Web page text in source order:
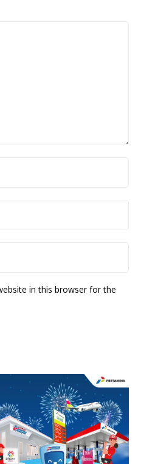
in this browser for the